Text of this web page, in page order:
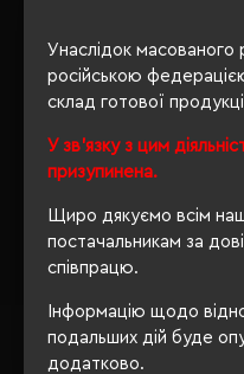
Унаслідок масованого
російською
склад готової
У зв'язку з цим
призупинена.
Щиро дякуємо всім
постачальникам за
співпрацю.
Інформацію щодо
подальших дій буде
додатково.
На даний момент у нас є,
категорії Пуловери.
Пуловери
матеріал
Звертаємо Вашу увагу,
кількість даного товару
Також Ви можете
+380444928603
, і наші
проконсультують і